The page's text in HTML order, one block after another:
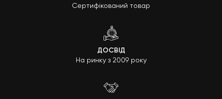
Сертифікований товар
ДОСВІД
На ринку з 2009 року